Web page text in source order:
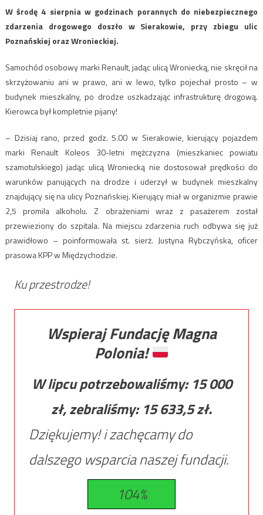
W środę 4 sierpnia w godzinach porannych do niebezpiecznego
zdarzenia drogowego doszło w Sierakowie, przy zbiegu ulic
Poznańskiej oraz Wronieckiej.
Samochód osobowy marki Renault, jadąc ulicą Wroniecką, nie skręcił na
skrzyżowaniu ani w prawo, ani w lewo, tylko pojechał prosto – w
budynek mieszkalny, po drodze uszkadzając infrastrukturę drogową.
Kierowca był kompletnie pijany!
– Dzisiaj rano, przed godz. 5.00 w Sierakowie, kierujący pojazdem
marki Renault Koleos 30-letni mężczyzna (mieszkaniec powiatu
szamotulskiego) jadąc ulicą Wroniecką nie dostosował prędkości do
warunków panujących na drodze i uderzył w budynek mieszkalny
znajdujący się na ulicy Poznańskiej. Kierujący miał w organizmie prawie
2,5 promila alkoholu. Z obrażeniami wraz z pasażerem został
przewieziony do szpitala. Na miejscu zdarzenia ruch odbywa się już
prawidłowo – poinformowała st. sierż. Justyna Rybczyńska, oficer
prasowa KPP w Międzychodzie.
Ku przestrodze!
Wspieraj Fundację Magna
Polonia!
W lipcu potrzebowaliśmy: 15 000
zł, zebraliśmy: 15 633,5zł.
Dziękujemy! i zachęcamy do
dalszego wsparcia naszej fundacji.
104%